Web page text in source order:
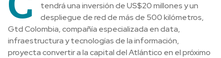
tendrá una inversión de US$20 millones y un
despliegue de red de más de 500 kilómetros,
Gtd Colombia, compañía especializada en data,
infraestructura y tecnologías de la información,
proyecta convertir a la capital del Atlántico en el próximo